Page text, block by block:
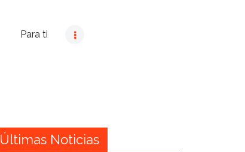
Para ti
Últimas Noticias